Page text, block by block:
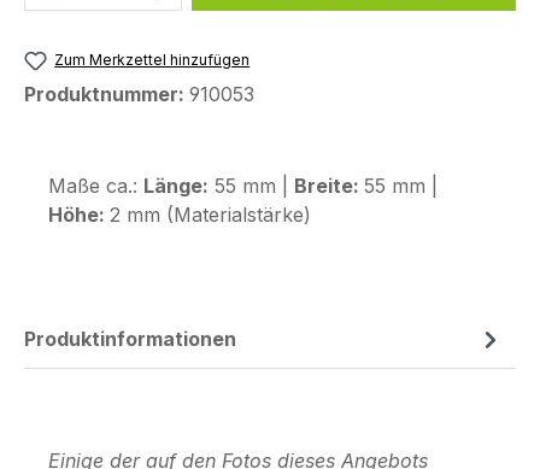
Zum Merkzettel hinzufügen
Produktnummer: 910053
Maße ca.: Länge: 55 mm | Breite: 55 mm |
Höhe: 2 mm (Materialstärke)
Produktinformationen
Einige der auf den Fotos dieses Angebots